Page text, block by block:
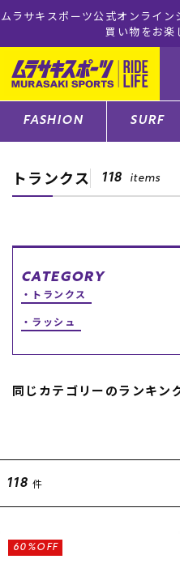
非お ムラサキスポーツ公式
注文で送
ゲスト様
ログイン
店
CATEGORY
ファッションTOP
スノーTOP
ブランド一覧
FASHION SURF
トランクス 118 items
CATEGORY
トランクス
ラッシュ
同じカテゴリーのランキン
118 件
60%OFF